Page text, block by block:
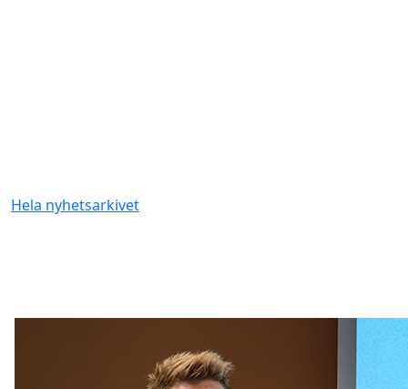
Hela nyhetsarkivet